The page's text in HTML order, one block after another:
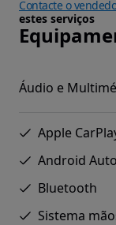
Contacte o
estes serviços
Áudio e
Apple
Android Auto
Bluetooth
Sistema